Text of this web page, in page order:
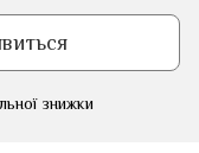
знижки